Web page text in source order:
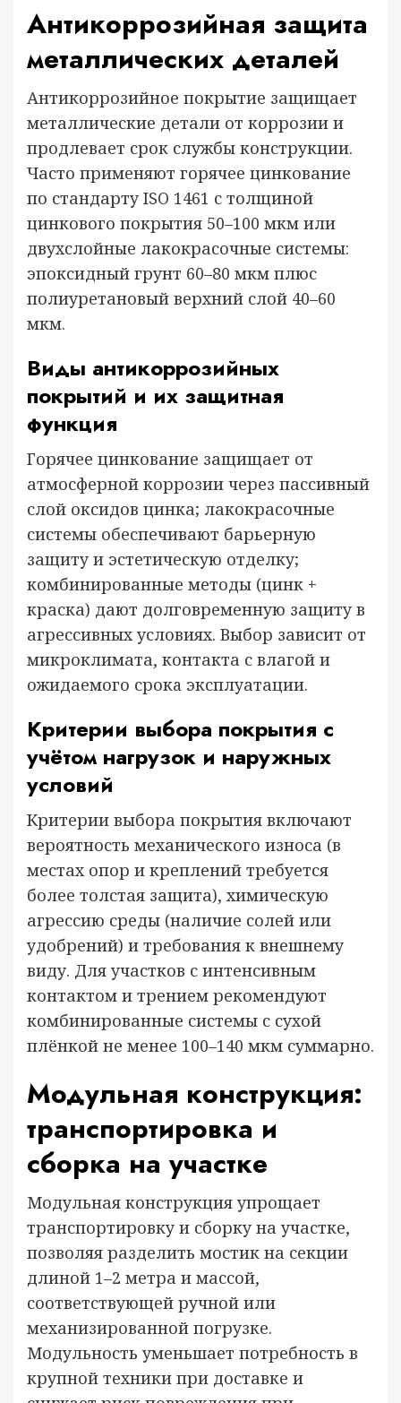
Антикоррозийная защита
металлических деталей
Антикоррозийное покрытие защищает
металлические детали от коррозии и
продлевает срок службы конструкции.
Часто применяют горячее цинкование
по стандарту ISO 1461 с толщиной
цинкового покрытия 50–100 мкм или
двухслойные лакокрасочные системы:
эпоксидный грунт 60–80 мкм плюс
полиуретановый верхний слой 40–60
мкм.
Виды антикоррозийных
покрытий и их защитная
функция
Горячее цинкование защищает от
атмосферной коррозии через пассивный
слой оксидов цинка; лакокрасочные
системы обеспечивают барьерную
защиту и эстетическую отделку;
комбинированные методы (цинк +
краска) дают долговременную защиту в
агрессивных условиях. Выбор зависит от
микроклимата, контакта с влагой и
ожидаемого срокa эксплуатации.
Критерии выбора покрытия с
учётом нагрузок и наружных
условий
Критерии выбора покрытия включают
вероятность механического износа (в
местах опор и креплений требуется
более толстая защита), химическую
агрессию среды (наличие солей или
удобрений) и требования к внешнему
виду. Для участков с интенсивным
контактом и трением рекомендуют
комбинированные системы с сухой
плёнкой не менее 100–140 мкм суммарно.
Модульная конструкция:
транспортировка и
сборка на участке
Модульная конструкция упрощает
транспортировку и сборку на участке,
позволяя разделить мостик на секции
длиной 1–2 метра и массой,
соответствующей ручной или
механизированной погрузке.
Модульность уменьшает потребность в
крупной техники при доставке и